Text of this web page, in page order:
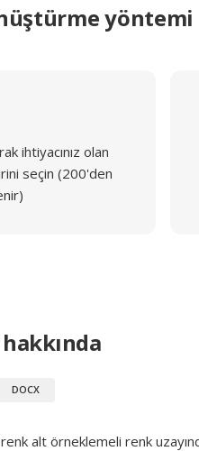
yöntemi
ihtiyacınız olan
seçin (200'den
DOCX
alt örneklemeli renk